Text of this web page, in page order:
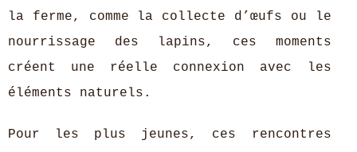
la ferme, comme la collecte d’œufs ou le
nourrissage des lapins, ces moments
créent une réelle connexion avec les
éléments naturels.
Pour les plus jeunes, ces rencontres